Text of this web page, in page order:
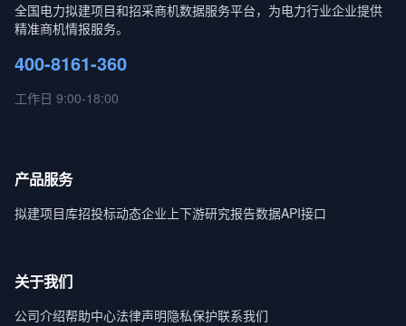
全国电力拟建项目和招采商机数据服务平台，为电力行业企业提供
精准商机情报服务。
400-8161-360
工作日 9:00-18:00
产品服务
拟建项目库招投标动态企业上下游研究报告数据API接口
关于我们
公司介绍帮助中心法律声明隐私保护联系我们